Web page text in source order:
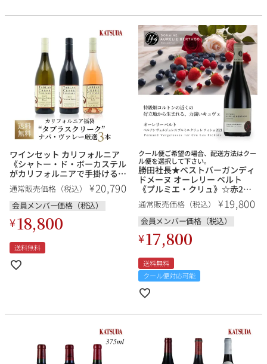
ワインセット カリフォルニア
《シャトー・ド・ボーカステル
がカリフォルニアで手掛けるロ
ーヌスタイルの先駆者「タブラ
ス・クリーク」お試し3本セッ
ト》福袋 送料無料
通常販売価格（税込） ¥20,790
会員メンバー価格（税込）
¥18,800
送料無料
クール便ご希望の場合、配送方法はクー
ル便を選択して下さい。
勝田社長★ベストバーガンディ
ドメーヌ オーレリー ベルト
《プルミエ・クリュ》☆赤2本
セット お試しスペシャル特価
送料無料
通常販売価格（税込） ¥19,800
会員メンバー価格（税込）
¥17,800
送料無料
クール便対応可能